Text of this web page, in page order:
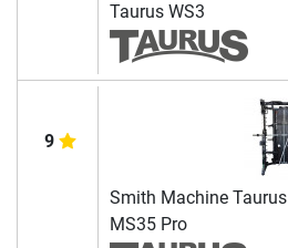
Taurus WS3
9
Smith Machine Taurus
MS35 Pro